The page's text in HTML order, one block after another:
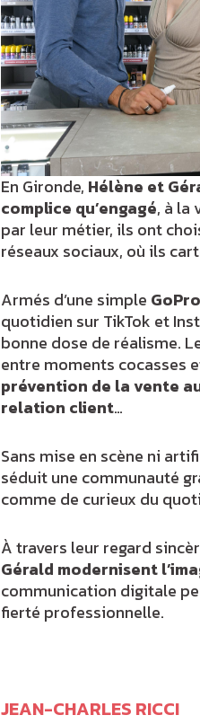
En Gironde, Hélène et
complice qu’engagé, à la
par leur métier, ils ont
réseaux sociaux, où ils
Armés d’une simple
quotidien sur TikTok et
bonne dose de réalisme.
entre moments cocasses
prévention de la vente
relation client…
Sans mise en scène ni
séduit une communauté
comme de curieux du
À travers leur regard
Gérald modernisent
communication digitale
fierté professionnelle.
JEAN-CHARLES RICCI